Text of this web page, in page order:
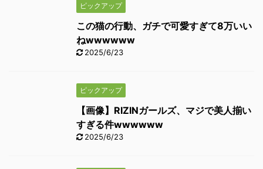
ピックアップ
この猫の行動、ガチで可愛すぎて8万いい
ねwwwwww
2025/6/23
ピックアップ
【画像】RIZINガールズ、マジで美人揃い
すぎる件wwwwww
2025/6/23